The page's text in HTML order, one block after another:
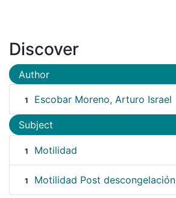
Discover
Author
1 Escobar Moreno, Arturo Israel
Subject
1 Motilidad
1 Motilidad Post descongelación